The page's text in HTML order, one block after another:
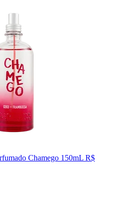
Chamego 150mL R$